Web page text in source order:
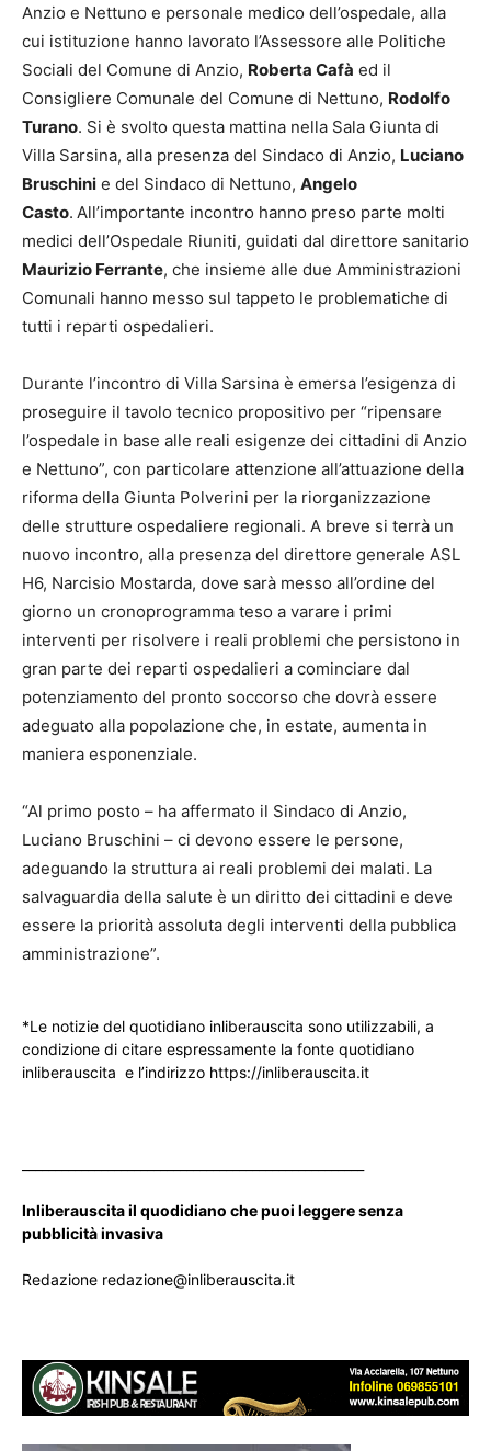
Anzio e Nettuno e personale medico dell’ospedale, alla
cui istituzione hanno lavorato l’Assessore alle Politiche
Sociali del Comune di Anzio, Roberta Cafà ed il
Consigliere Comunale del Comune di Nettuno, Rodolfo
Turano. Si è svolto questa mattina nella Sala Giunta di
Villa Sarsina, alla presenza del Sindaco di Anzio, Luciano
Bruschini e del Sindaco di Nettuno, Angelo
Casto. All’importante incontro hanno preso parte molti
medici dell’Ospedale Riuniti, guidati dal direttore sanitario
Maurizio Ferrante, che insieme alle due Amministrazioni
Comunali hanno messo sul tappeto le problematiche di
tutti i reparti ospedalieri.
Durante l’incontro di Villa Sarsina è emersa l’esigenza di
proseguire il tavolo tecnico propositivo per “ripensare
l’ospedale in base alle reali esigenze dei cittadini di Anzio
e Nettuno”, con particolare attenzione all’attuazione della
riforma della Giunta Polverini per la riorganizzazione
delle strutture ospedaliere regionali. A breve si terrà un
nuovo incontro, alla presenza del direttore generale ASL
H6, Narcisio Mostarda, dove sarà messo all’ordine del
giorno un cronoprogramma teso a varare i primi
interventi per risolvere i reali problemi che persistono in
gran parte dei reparti ospedalieri a cominciare dal
potenziamento del pronto soccorso che dovrà essere
adeguato alla popolazione che, in estate, aumenta in
maniera esponenziale.
“Al primo posto – ha affermato il Sindaco di Anzio,
Luciano Bruschini – ci devono essere le persone,
adeguando la struttura ai reali problemi dei malati. La
salvaguardia della salute è un diritto dei cittadini e deve
essere la priorità assoluta degli interventi della pubblica
amministrazione”.
*Le notizie del quotidiano inliberauscita sono utilizzabili, a
condizione di citare espressamente la fonte quotidiano
inliberauscita e l’indirizzo https://inliberauscita.it
Inliberauscita il quodidiano che puoi leggere senza
pubblicità invasiva
Redazione redazione@inliberauscita.it